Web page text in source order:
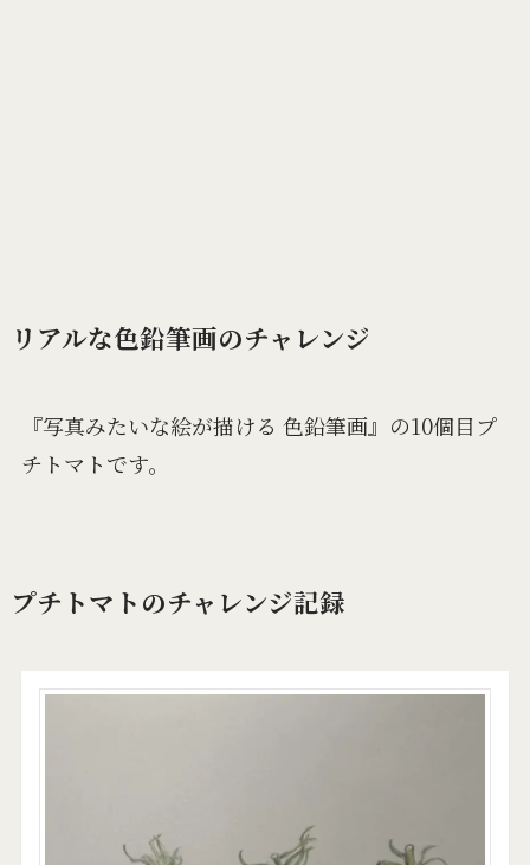
リアルな色鉛筆画のチャレンジ
『写真みたいな絵が描ける 色鉛筆画』の10個目プ
チトマトです。
プチトマトのチャレンジ記録